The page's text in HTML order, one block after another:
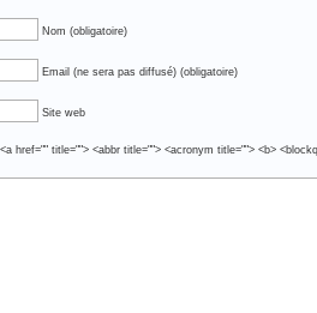
Nom (obligatoire)
Email (ne sera pas diffusé) (obligatoire)
Site web
href="" title=""> <abbr title=""> <acronym title=""> <b>